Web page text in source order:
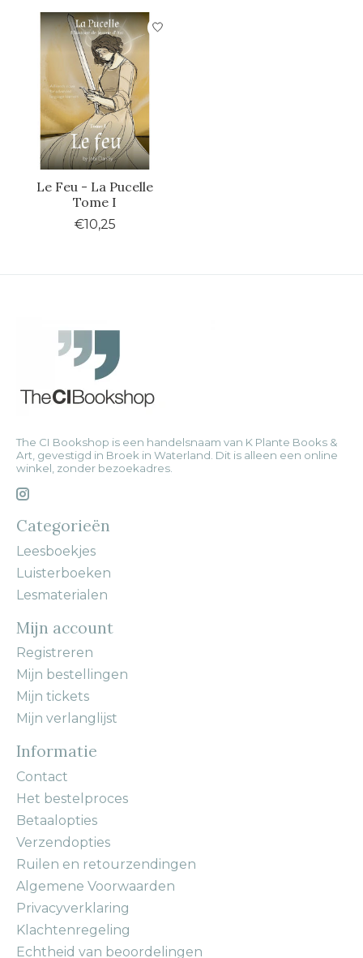
Items van productcarrousel
Le Feu - La Pucelle
Tome I
€10,25
The CI Bookshop is een handelsnaam van K Plante Books &
Art, gevestigd in Broek in Waterland. Dit is alleen een online
winkel, zonder bezoekadres.
Categorieën
Leesboekjes
Luisterboeken
Lesmaterialen
Mijn account
Registreren
Mijn bestellingen
Mijn tickets
Mijn verlanglijst
Informatie
Contact
Het bestelproces
Betaalopties
Verzendopties
Ruilen en retourzendingen
Algemene Voorwaarden
Privacyverklaring
Klachtenregeling
Echtheid van beoordelingen